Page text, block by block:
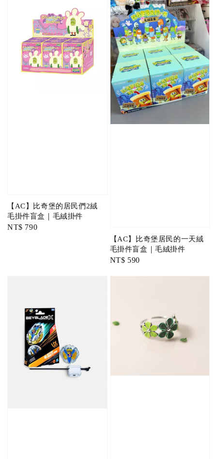
【AC】比奇堡的居民們2絨
毛掛件盲盒｜毛絨掛件
Regular
NT$ 790
【AC】比奇堡居民的一天絨
毛掛件盲盒｜毛絨掛件
Regular
NT$ 590